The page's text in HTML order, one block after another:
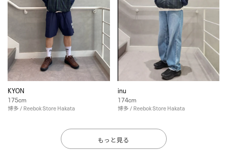
KYON
175cm
博多 / Reebok Store Hakata
inu
174cm
博多 / Reebok Store Hakata
もっと見る